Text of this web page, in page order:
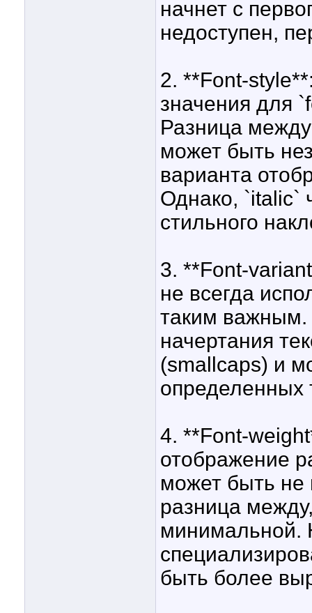
начнет с
недоступен,
2. **Font-
значения для
Разница
может быть
варианта
Однако, `italic`
стильного
3. **Font-
не всегда
таким важным.
начертания
(smallcaps) и
определенных
4. **Font-
отображение
может быть не
разница
минимальной.
быть более